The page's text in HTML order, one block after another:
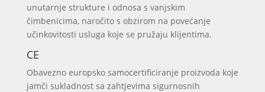
unutarnje strukture i odnosa s vanjskim
čimbenicima, naročito s obzirom na povećanje
učinkovitosti usluga koje se pružaju klijentima.
CE
Obavezno europsko samocertificiranje proizvoda koje
jamči sukladnost sa zahtjevima sigurnosnih